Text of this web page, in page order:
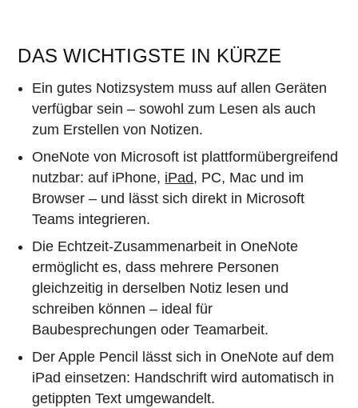
DAS WICHTIGSTE IN KÜRZE
Ein gutes Notizsystem muss auf allen Geräten
verfügbar sein – sowohl zum Lesen als auch
zum Erstellen von Notizen.
OneNote von Microsoft ist plattformübergreifend
nutzbar: auf iPhone, iPad, PC, Mac und im
Browser – und lässt sich direkt in Microsoft
Teams integrieren.
Die Echtzeit-Zusammenarbeit in OneNote
ermöglicht es, dass mehrere Personen
gleichzeitig in derselben Notiz lesen und
schreiben können – ideal für
Baubesprechungen oder Teamarbeit.
Der Apple Pencil lässt sich in OneNote auf dem
iPad einsetzen: Handschrift wird automatisch in
getippten Text umgewandelt.